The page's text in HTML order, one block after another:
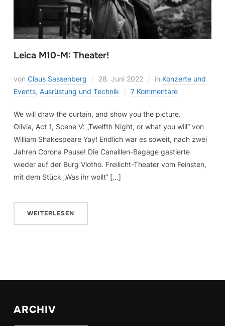
Leica M10-M: Theater!
von Claus Sassenberg 28. Juni 2022 in Konzerte und
Events, Ausrüstung und Technik 7 Kommentare
We will draw the curtain, and show you the picture.
Olivia, Act 1, Scene V: „Twelfth Night, or what you will“ von
William Shakespeare Yay! Endlich war es soweit, nach zwei
Jahren Corona Pause! Die Canaillen-Bagage gastierte
wieder auf der Burg Vlotho. Freilicht-Theater vom Feinsten,
mit dem Stück „Was ihr wollt“ […]
WEITERLESEN
ARCHIV